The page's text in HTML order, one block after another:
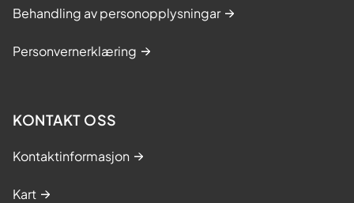
Behandling av personopplysningar
Personvernerklæring
KONTAKT OSS
Kontaktinformasjon
Kart